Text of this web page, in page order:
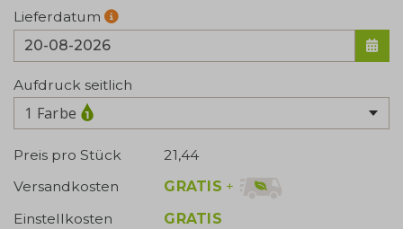
Lieferdatum
Aufdruck seitlich
1 Farbe
Preis pro Stück
21,44
Versandkosten
GRATIS +
Einstellkosten
GRATIS